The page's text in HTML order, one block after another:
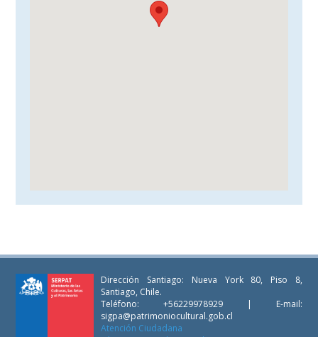
Dirección Santiago: Nueva York 80, Piso 8,
Santiago, Chile.
Teléfono: +56229978929 | E-mail:
sigpa@patrimoniocultural.gob.cl
Atención Ciudadana